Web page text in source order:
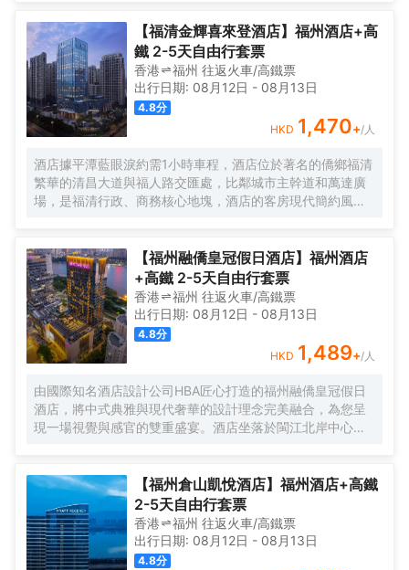
選擇。
【福清金輝喜來登酒店】福州酒店+高
鐵 2-5天自由行套票
香港 福州 往返火車/高鐵票
出行日期: 08月12日 - 08月13日
4.8分
HKD 1,470+/人
酒店據平潭藍眼淚約需1小時車程，酒店位於著名的僑鄉福清
繁華的清昌大道與福人路交匯處，比鄰城市主幹道和萬達廣
場，是福清行政、商務核心地塊，酒店的客房現代簡約風空
【福州融僑皇冠假日酒店】福州酒店
+高鐵 2-5天自由行套票
香港 福州 往返火車/高鐵票
出行日期: 08月12日 - 08月13日
4.8分
HKD 1,489+/人
由國際知名酒店設計公司HBA匠心打造的福州融僑皇冠假日
酒店，將中式典雅與現代奢華的設計理念完美融合，為您呈
現一場視覺與感官的雙重盛宴。酒店坐落於閩江北岸中心地
怡人的閩江風光盡收眼底。 融僑文化藝術中心、閩江公園近
在身旁，萬象城、蘇寧寶龍商圈咫尺之遙；僅15分鐘車程，
便可抵達充滿閩文化底藴的三坊七巷、見證八閩商貿輝煌的
上下杭歷史街區，以及充滿文藝氣息的煙台山公園。
【福州倉山凱悅酒店】福州酒店+高鐵
2-5天自由行套票
香港 福州 往返火車/高鐵票
出行日期: 08月12日 - 08月13日
4.8分